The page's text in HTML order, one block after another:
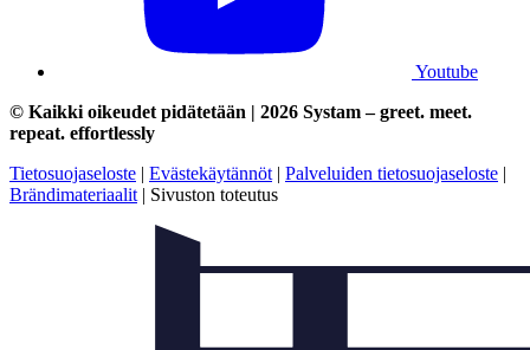
Youtube
© Kaikki oikeudet pidätetään | 2026 Systam – greet. meet.
repeat. effortlessly
Tietosuojaseloste | Evästekäytännöt | Palveluiden tietosuojaseloste |
Brändimateriaalit | Sivuston toteutus